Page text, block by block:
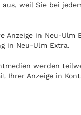
weil Sie bei
in Neu-
in Neu-Ulm Extra.
werden
Ihrer Anzeige in
auf dem Weg zur